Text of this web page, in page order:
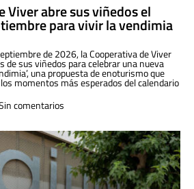
Viver abre sus viñedos el
para vivir la vendimia
de 2026, la Cooperativa de Viver
de sus viñedos para celebrar una nueva
una propuesta de enoturismo que
momentos más esperados del calendario
comentarios